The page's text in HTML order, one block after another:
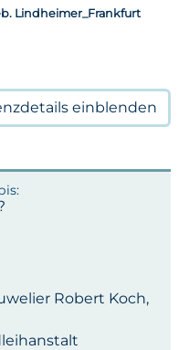
Lindheimer_Frankfurt
einblenden
Robert Koch,